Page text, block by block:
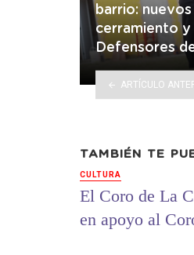
barrio:
cerramiento
Defensores
ARTÍCULO
TAMBIÉN TE
CULTURA
El Coro de La
en apoyo al